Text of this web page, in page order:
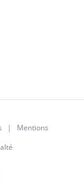
| Mentions